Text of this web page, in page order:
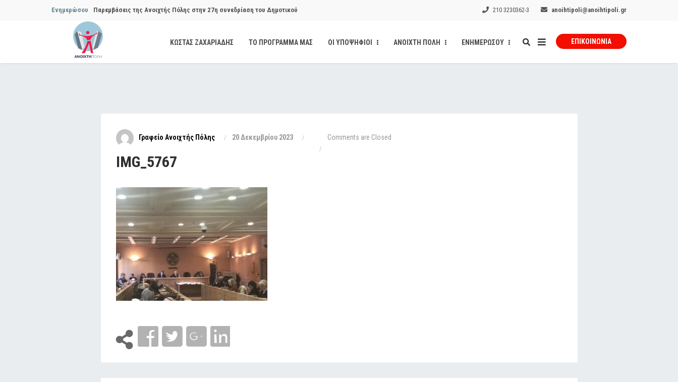
Ενημερώσου Παρεμβάσεις της Ανοιχτής Πόλης στην 27η συνεδρίαση του Δημοτικού
Συμβουλίου του Δήμου…
Παρεμβάσεις της Ανοιχτής Πόλης στην 29η συνεδρίαση του Δημοτικού
Θεσμική θωράκιση των εγκύων αιρετών μετά από την παρέμβαση της Ανοιχτής
210 3230362-3 anoihtipoli@anoihtipoli.gr
ΚΩΣΤΑΣ ΖΑΧΑΡΙΑΔΗΣ ΤΟ ΠΡΟΓΡΑΜΜΑ ΜΑΣ ΟΙ ΥΠΟΨΗΦΙΟΙ ΑΝΟΙΧΤΗ ΠΟΛΗ ΕΝΗΜΕΡΩΣΟΥ ΕΠΙΚΟΙΝΩΝΊΑ
Γραφείο Ανοιχτής Πόλης 20 Δεκεμβρίου 2023 Comments are Closed
IMG_5767